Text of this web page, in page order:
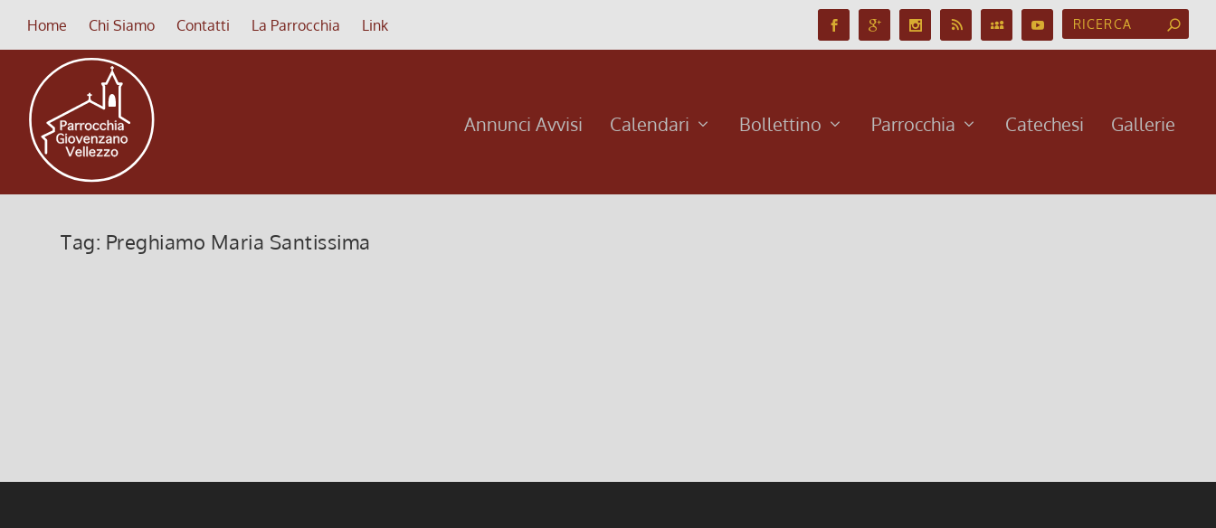
Home Chi Siamo Contatti La Parrocchia Link
Annunci Avvisi Calendari Bollettino Parrocchia Catechesi Gallerie
Tag: Preghiamo Maria Santissima